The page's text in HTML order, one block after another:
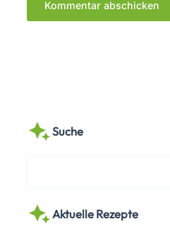
Suche
r
Aktuelle Rezepte